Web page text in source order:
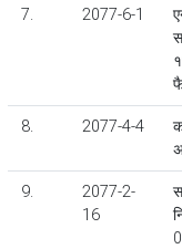
7. 2077-6-1
8. 2077-4-4
9.
2077-2-
16